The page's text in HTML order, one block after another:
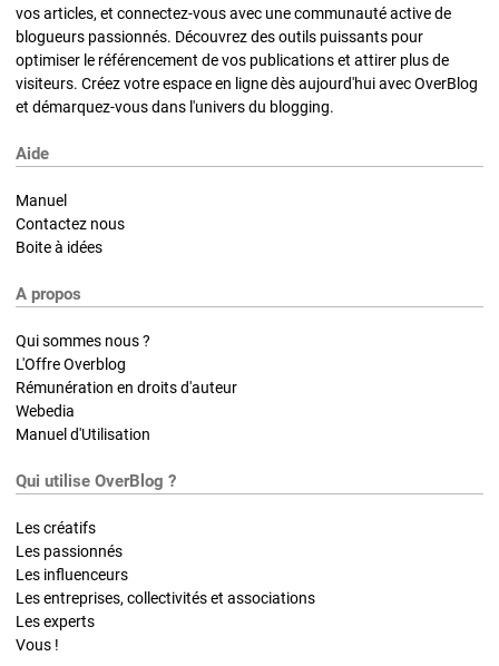
vos articles, et connectez-vous avec une communauté active de
blogueurs passionnés. Découvrez des outils puissants pour
optimiser le référencement de vos publications et attirer plus de
visiteurs. Créez votre espace en ligne dès aujourd'hui avec OverBlog
et démarquez-vous dans l'univers du blogging.
Aide
Manuel
Contactez nous
Boite à idées
A propos
Qui sommes nous ?
L'Offre Overblog
Rémunération en droits d'auteur
Webedia
Manuel d'Utilisation
Qui utilise OverBlog ?
Les créatifs
Les passionnés
Les influenceurs
Les entreprises, collectivités et associations
Les experts
Vous !